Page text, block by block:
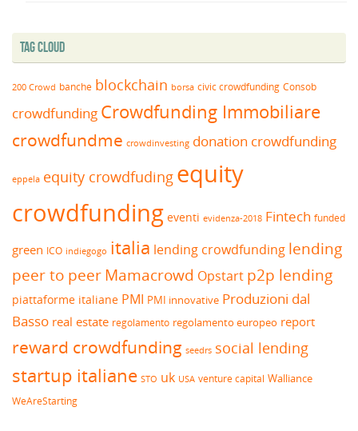
Tag Cloud
200 Crowd banche blockchain borsa civic crowdfunding Consob
crowdfunding Crowdfunding Immobiliare
crowdfundme crowdinvesting donation crowdfunding
eppela equity crowdfuding equity
crowdfunding eventi evidenza-2018 Fintech funded
green ICO indiegogo italia lending crowdfunding lending
peer to peerMamacrowd Opstart p2p lending
piattaforme italiane PMI PMI innovative Produzioni dal
Basso real estate regolamento regolamento europeo report
reward crowdfunding seedrs social lending
startup italiane STO uk USA venture capital Walliance
WeAreStarting